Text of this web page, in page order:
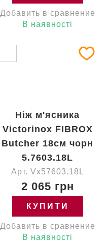
Добавить в сравнение
В наявності
Ніж м'ясника
Victorinox FIBROX
Butcher 18см чорн
5.7603.18L
Арт. Vx57603.18L
2 065 грн
КУПИТИ
Добавить в сравнение
В наявності